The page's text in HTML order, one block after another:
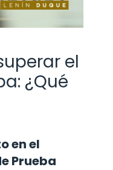
el
¿Qué
en el
Prueba